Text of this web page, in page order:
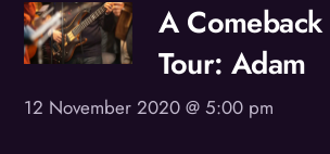
A
Tour: Adam
12 November 2020 @ 5:00 pm